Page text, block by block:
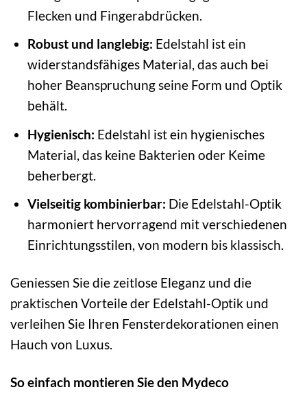
Flecken und Fingerabdrücken.
Robust und langlebig: Edelstahl ist ein
widerstandsfähiges Material, das auch bei
hoher Beanspruchung seine Form und Optik
behält.
Hygienisch: Edelstahl ist ein hygienisches
Material, das keine Bakterien oder Keime
beherbergt.
Vielseitig kombinierbar: Die Edelstahl-Optik
harmoniert hervorragend mit verschiedenen
Einrichtungsstilen, von modern bis klassisch.
Geniessen Sie die zeitlose Eleganz und die
praktischen Vorteile der Edelstahl-Optik und
verleihen Sie Ihren Fensterdekorationen einen
Hauch von Luxus.
So einfach montieren Sie den Mydeco